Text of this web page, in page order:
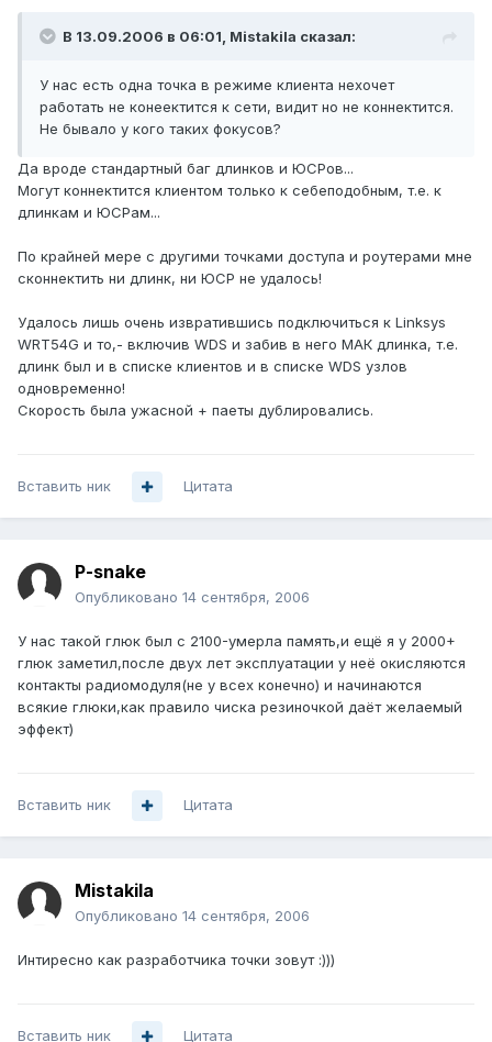
В 13.09.2006 в 06:01, Mistakila сказал:
У нас есть одна точка в режиме клиента нехочет
работать не конеектится к сети, видит но не коннектится.
Не бывало у кого таких фокусов?
Да вроде стандартный баг длинков и ЮСРов...
Могут коннектится клиентом только к себеподобным, т.е. к
длинкам и ЮСРам...
По крайней мере с другими точками доступа и роутерами мне
сконнектить ни длинк, ни ЮСР не удалось!
Удалось лишь очень извратившись подключиться к Linksys
WRT54G и то,- включив WDS и забив в него МАК длинка, т.е.
длинк был и в списке клиентов и в списке WDS узлов
одновременно!
Скорость была ужасной + паеты дублировались.
Вставить ник Цитата
P-snake
Опубликовано 14 сентября, 2006
У нас такой глюк был с 2100-умерла память,и ещё я у 2000+
глюк заметил,после двух лет эксплуатации у неё окисляются
контакты радиомодуля(не у всех конечно) и начинаются
всякие глюки,как правило чиска резиночкой даёт желаемый
эффект)
Вставить ник Цитата
Mistakila
Опубликовано 14 сентября, 2006
Интиресно как разработчика точки зовут :)))
Вставить ник Цитата